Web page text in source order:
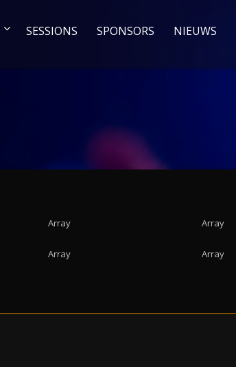
SESSIONS SPONSORS NIEUWS
Array Array
Array Array